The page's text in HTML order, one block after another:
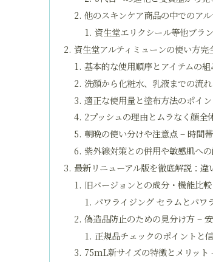
他のスキンケア商品の中でのア
資生堂エリクシール等他ブラ
資生堂アルティミューンの使い方完
基本的な使用順序とアイテムの
洗顔から化粧水、乳液までの流
適正な使用量と塗布方法のポイ
2プッシュの理由とムラなく顔
朝晩の使い分けや注意点 – 時間
紫外線対策との併用や敏感肌へ
最新リニューアル版を徹底解説：違
旧バージョンとの成分・機能比
パワライジング セラムとパ
偽造品防止のための見分け方 –
正規品チェックのポイントと
75mL新サイズの特徴とメリッ